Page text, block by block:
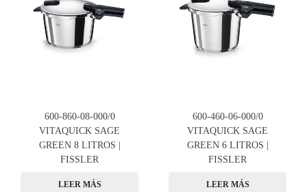
600-860-08-000/0
VITAQUICK SAGE
GREEN 8 LITROS |
FISSLER
LEER MÁS
600-460-06-000/0
VITAQUICK SAGE
GREEN 6 LITROS |
FISSLER
LEER MÁS